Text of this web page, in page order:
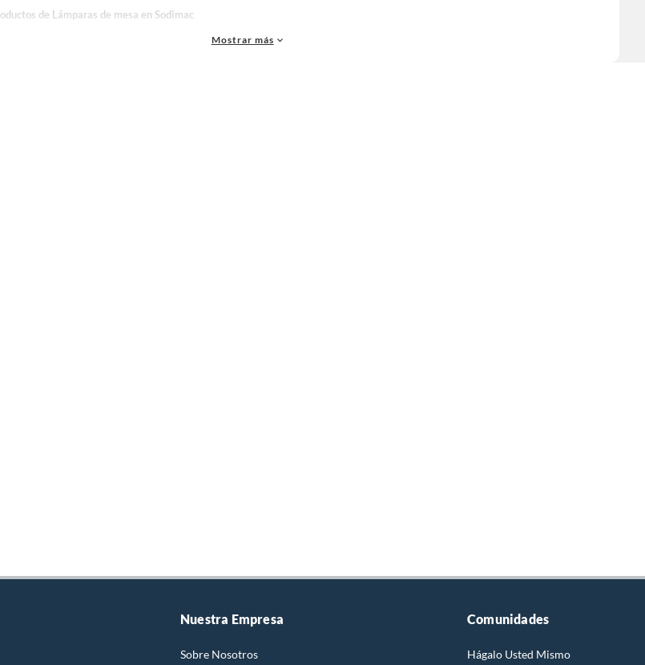
de Lámparas de mesa en Sodimac
de calidad para tus proyectos y renovación de espacios. ¡Visítanos y descubre todo lo que tenemos para ofrecerte!
Mostrar más
Nuestra Empresa
Sobre Nosotros
Comunidades
Hágalo Usted Mismo